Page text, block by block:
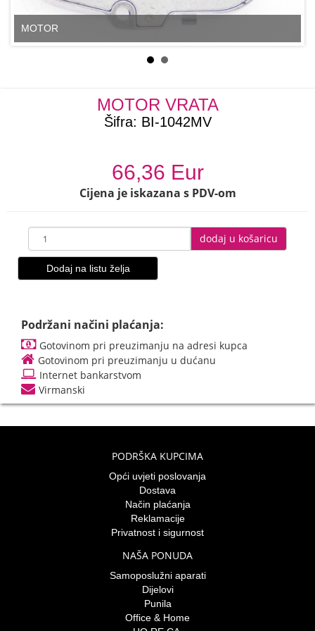
MOTOR
MOTOR VRATA
Šifra: BI-1042MV
66,36 Eur
Cijena je iskazana s PDV-om
dodaj u košaricu
Dodaj na listu želja
Podržani načini plaćanja:
Gotovinom pri preuzimanju na adresi kupca
Gotovinom pri preuzimanju u dućanu
Internet bankarstvom
Virmanski
PODRŠKA KUPCIMA
Opći uvjeti poslovanja
Dostava
Način plaćanja
Reklamacije
Privatnost i sigurnost
NAŠA PONUDA
Samoposlužni aparati
Dijelovi
Punila
Office & Home